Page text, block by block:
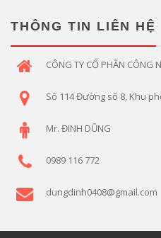
THÔNG TIN LIÊN HỆ
CÔNG TY CỔ PHẦN CÔNG
Số 114 Đường số 8, Khu
Mr. ĐINH DŨNG
0989 116 772
dungdinh0408@gmail.com